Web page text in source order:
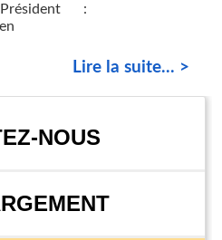
:
Damien
Lire la suite... >
NOUS